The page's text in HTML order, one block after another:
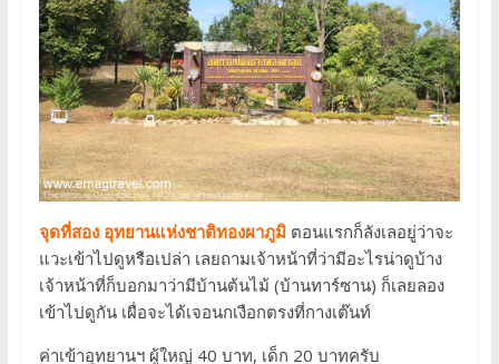
จุดที่สอง อุทยานแห่งชาติทองผาภูมิตอนแรกก็ลังเลอยู่ว่าจะ
แวะเข้าไปดูหรือเปล่า เลยถามเจ้าหน้าที่ว่ามีอะไรน่าดูบ้าง
เจ้าหน้าที่ก็บอกมาว่ามีบ้านต้นไม้ (บ้านทาร์ซาน) ก็เลยลอง
เข้าไปดูกัน เผื่อจะได้เจอนกเงือกตรงที่กางเต๊นท์
ค่าเข้าอุทยานฯ ผู้ใหญ่ 40 บาท, เด็ก 20 บาทครับ